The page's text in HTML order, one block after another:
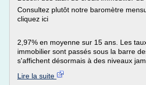
Consultez plutôt notre baromètre
cliquez ici
2,97% en moyenne sur 15 ans. Les
immobilier sont passés sous la barre
s'affichent désormais à des niveaux
Lire la suite